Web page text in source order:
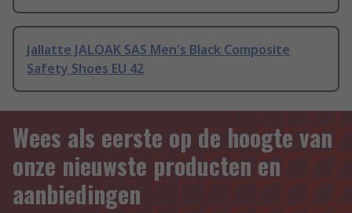
Jallatte JALOAK SAS Men's Black Composite
Safety Shoes EU 42
Wees als eerste op de hoogte van
onze nieuwste producten en
aanbiedingen